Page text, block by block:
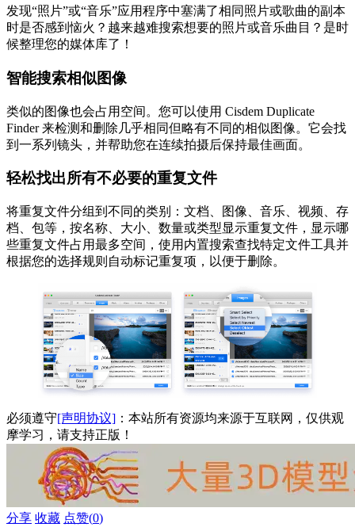
发现“照片”或“音乐”应用程序中塞满了相同照片或歌曲的副本
时是否感到恼火？越来越难搜索想要的照片或音乐曲目？是时
候整理您的媒体库了！
智能搜索相似图像
类似的图像也会占用空间。您可以使用 Cisdem Duplicate
Finder 来检测和删除几乎相同但略有不同的相似图像。它会找
到一系列镜头，并帮助您在连续拍摄后保持最佳画面。
轻松找出所有不必要的重复文件
将重复文件分组到不同的类别：文档、图像、音乐、视频、存
档、包等，按名称、大小、数量或类型显示重复文件，显示哪
些重复文件占用最多空间，使用内置搜索查找特定文件工具并
根据您的选择规则自动标记重复项，以便于删除。
必须遵守[声明协议] ：本站所有资源均来源于互联网，仅供观
摩学习，请支持正版！
分享 收藏 点赞(0)